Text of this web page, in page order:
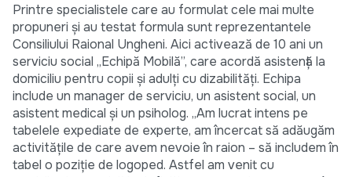
Printre specialistele care au formulat cele mai multe
propuneri și au testat formula sunt reprezentantele
Consiliului Raional Ungheni. Aici activează de 10 ani un
serviciu social „Echipă Mobilă”, care acordă asistență la
domiciliu pentru copii și adulți cu dizabilități. Echipa
include un manager de serviciu, un asistent social, un
asistent medical și un psiholog. „Am lucrat intens pe
tabelele expediate de experte, am încercat să adăugăm
activitățile de care avem nevoie în raion – să includem în
tabel o poziție de logoped. Astfel am venit cu